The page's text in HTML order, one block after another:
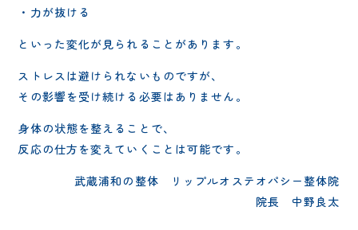
・力が抜ける
といった変化が見られることがあります。
ストレスは避けられないものですが、
その影響を受け続ける必要はありません。
身体の状態を整えることで、
反応の仕方を変えていくことは可能です。
武蔵浦和の整体 リップルオステオパシー整体院
院長 中野良太